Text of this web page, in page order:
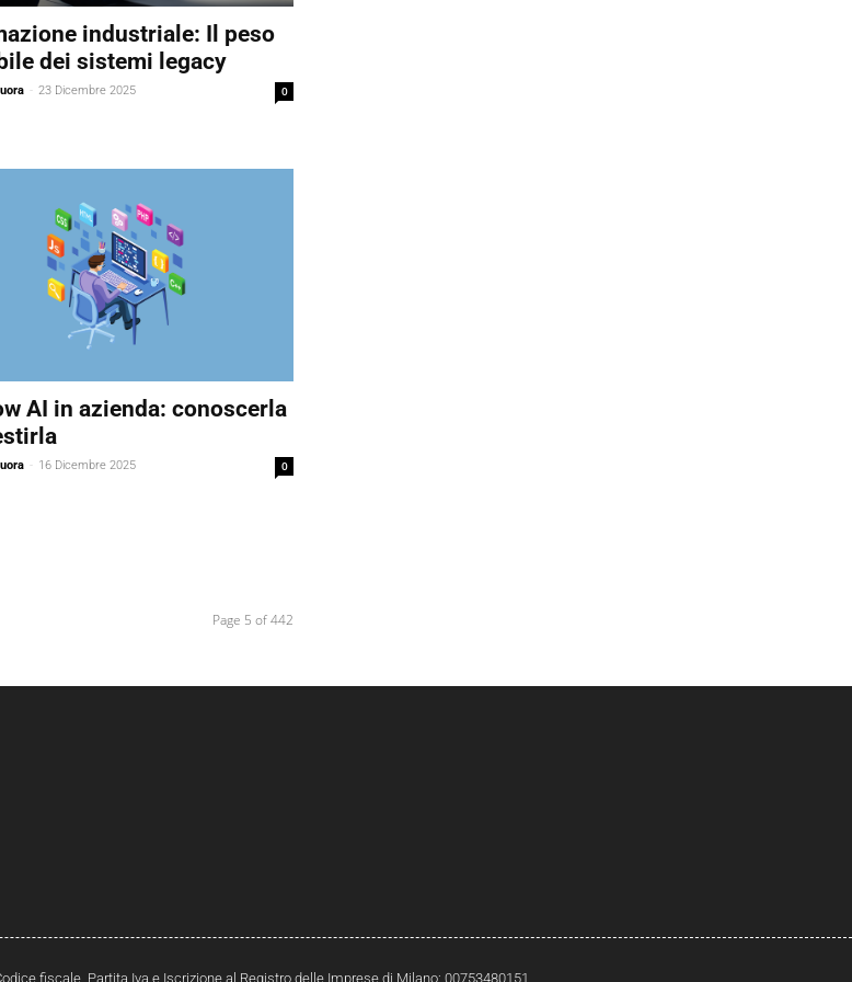
industriale: Il peso
dei sistemi legacy
- 23 Dicembre 2025 0
AI in azienda: conoscerla
- 16 Dicembre 2025 0
Page 5 of 442
fiscale, Partita Iva e Iscrizione al Registro delle Imprese di Milano: 00753480151